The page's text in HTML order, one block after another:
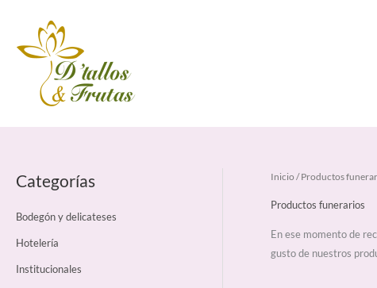
contenido
Categorías
Bodegón y delicateses
Hotelería
Institucionales
B
s
c
Inicio / Productos
Productos funerarios
En ese momento de
gusto de nuestros